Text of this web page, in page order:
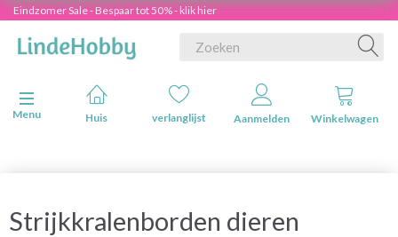
Eindzomer Sale - Bespaar tot 50% - klik hier
Navigatie in-/uitschakelen
Menu
Huis verlanglijst Aanmelden Winkelwagen
Strijkkralenborden dieren